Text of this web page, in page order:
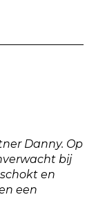
Danny. Op
bij
en
een